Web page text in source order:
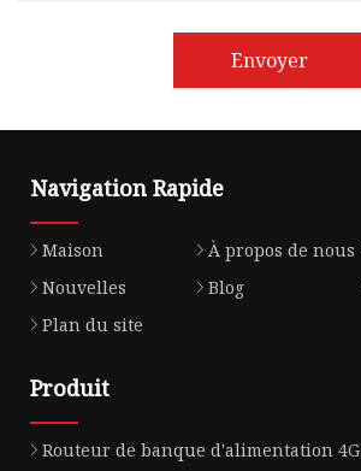
Envoyer
Navigation Rapide
Maison À propos de nous
Nouvelles
Blog
Plan du site
Produit
Routeur de banque d'alimentation 4G